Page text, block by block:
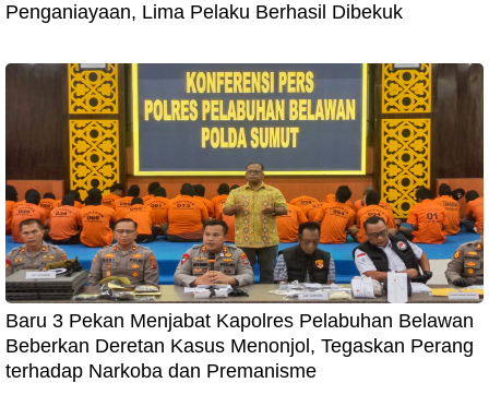
Penganiayaan, Lima Pelaku Berhasil Dibekuk
Baru 3 Pekan Menjabat Kapolres Pelabuhan Belawan
Beberkan Deretan Kasus Menonjol, Tegaskan Perang
terhadap Narkoba dan Premanisme